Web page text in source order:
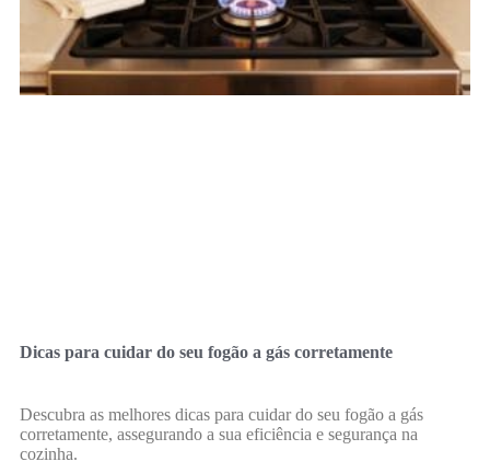
Dicas para cuidar do seu fogão a gás corretamente
Descubra as melhores dicas para cuidar do seu fogão a gás
corretamente, assegurando a sua eficiência e segurança na
cozinha.